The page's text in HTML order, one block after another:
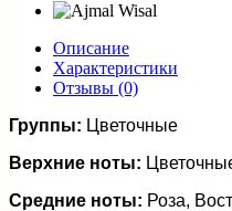
Описание
Характеристики
Отзывы (0)
Группы: Цветочные
Верхние ноты:
Средние ноты: Роза,